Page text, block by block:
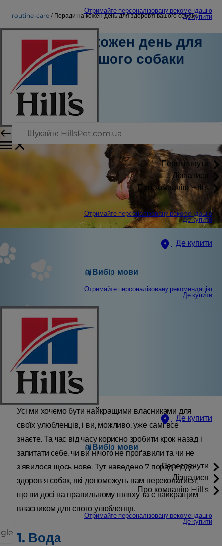
Отримайте персоналізовану рекомендацію
Де купити
Переглянути
Дізнатися
Про компанію Hill's
Отримайте персоналізовану рекомендацію
Де купити
Де купити
Вибір мови
Отримайте персоналізовану рекомендацію
Де купити
Де купити
Вибір мови
Переглянути
Дізнатися
Про компанію Hill's
Отримайте персоналізовану рекомендацію
Де купити
routine-care Поради на кожен день для здоров'я вашого собаки
Поради на кожен день для
здоров'я вашого собаки
Звичайний догляд
Кріссі Клінгер
|
Квітень 28, 2025
Усі ми хочемо бути найкращими власниками для
своїх улюбленців, і ви, можливо, уже самі все
знаєте. Та час від часу корисно зробити крок назад і
запитати себе, чи ви нічого не проґавили та чи не
з'явилося щось нове. Тут наведено 7 порад щодо
здоров'я собак, які допоможуть вам переконатися,
що ви досі на правильному шляху та є найкращим
власником для свого улюбленця.
1. Вода